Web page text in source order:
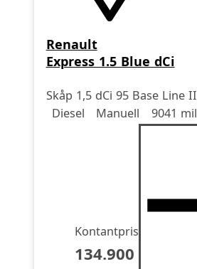
Renault
Express 1.5 Blue dCi
Skåp 1,5 dCi 95 Base Line II
Drivmedel
Diesel
DrivmedelManuell
Miltal 9041 mil
årsmodell
Kontantpris
134.900